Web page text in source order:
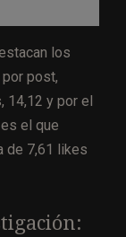
los
post,
14,12 y por el
el que
de 7,61 likes